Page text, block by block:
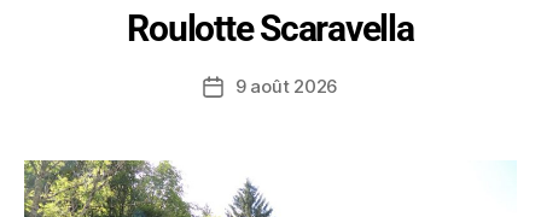
Roulotte Scaravella
9 août 2026